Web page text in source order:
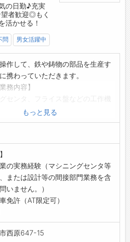
には課題図書を読んでいただき、
室に通って頂くという流れも検討
て覚えるではなく、論理的に料
識・技術を学べます。
て食品衛生責任者養成講習に参加
生責任者をお任せします。
教室に興味があり、課題図書がマ
オペレーションを習得し、意欲や
現場責任者をお任せします。
ップ】
をやってみたい」などチャレンジ
あればご相談ください。
本人の希望に反する異動はありま
して】
がら、ベンチャー企業らしい自由
の日勤♪充実
者歓迎◎もく
活かせる！
問 男女活躍中
作して、鉄や鋳物の部品を生産す
携わっていただきます。
務内容】
た部品の加工作業
にした加工条件の設定（切削速
など）
材の固定、切削、穴あけ、面取り
務
法測定・外観検査（ノギス、マイ
の測定器使用）など
イント】
均10時間程度と少なめ◎
メリハリがつけやすく、プライベ
できます♪
気】
もっと見る
の実務経験（マシニングセンタ等
または設計等の間接部門業務を含
いません。）
免許（AT限定可）
西原647-15